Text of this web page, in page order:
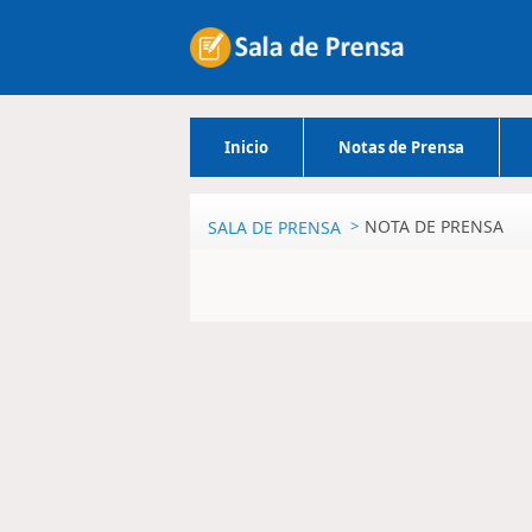
Inicio Notas de Prensa
SALA DE PRENSA NOTA DE PRENSA